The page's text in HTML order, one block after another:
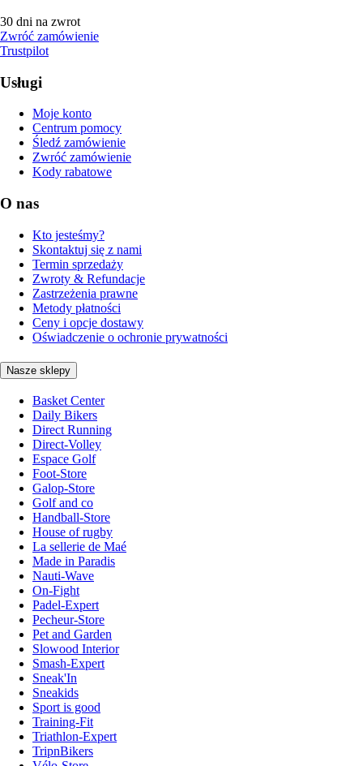
30 dni na zwrot
Zwróć zamówienie
Trustpilot
Usługi
Moje konto
Centrum pomocy
Śledź zamówienie
Zwróć zamówienie
Kody rabatowe
O nas
Kto jesteśmy?
Skontaktuj się z nami
Termin sprzedaży
Zwroty & Refundacje
Zastrzeżenia prawne
Metody płatności
Ceny i opcje dostawy
Oświadczenie o ochronie prywatności
Nasze sklepy
Basket Center
Daily Bikers
Direct Running
Direct-Volley
Espace Golf
Foot-Store
Galop-Store
Golf and co
Handball-Store
House of rugby
La sellerie de Maé
Made in Paradis
Nauti-Wave
On-Fight
Padel-Expert
Pecheur-Store
Pet and Garden
Slowood Interior
Smash-Expert
Sneak'In
Sneakids
Sport is good
Training-Fit
Triathlon-Expert
TripnBikers